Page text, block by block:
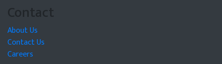
Contact
About Us
Contact Us
Careers